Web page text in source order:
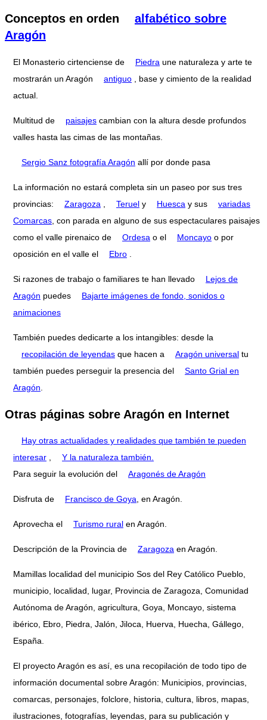
Conceptos en orden
alfabético sobre
Aragón
El Monasterio cirtenciense de Piedra une naturaleza y arte te
mostrarán un Aragón
antiguo , base y cimiento de la realidad
actual.
Multitud de paisajes cambian con la altura desde profundos
valles hasta las cimas de las montañas.
Sergio Sanz fotografía Aragón allí por donde pasa
La información no estará completa sin un paseo por sus tres
provincias:
Zaragoza Teruel y Huesca y sus
variadas
Comarcas , con parada en alguno de sus espectaculares paisajes
como el valle pirenaico de
Ordesa o el Moncayo o por
oposición en el valle el
Ebro
Si razones de trabajo o familiares te han llevado
Lejos de
Aragón puedes
Bajarte imágenes de fondo, sonidos o
animaciones
También puedes dedicarte a los intangibles: desde la
recopilación de leyendas que hacen a Aragón universal tu
también puedes perseguir la presencia del
Santo Grial en
Aragón
Otras páginas sobre Aragón en Internet
Hay otras actualidades y realidades que también te pueden
interesar
Y la naturaleza también.
Para seguir la evolución del
Aragonés de Aragón
Disfruta de Francisco de Goya , en Aragón.
Aprovecha el Turismo rural en Aragón.
Descripción de la Provincia de Zaragoza en Aragón.
Mamillas localidad del municipio Sos del Rey Católico Pueblo,
municipio, localidad, lugar, Provincia de Zaragoza, Comunidad
Autónoma de Aragón, agricultura, Goya, Moncayo, sistema
ibérico, Ebro, Piedra, Jalón, Jiloca, Huerva, Huecha, Gállego,
España.
El proyecto Aragón es así, es una recopilación de todo tipo de
información documental sobre Aragón: Municipios, provincias,
comarcas, personajes, folclore, historia, cultura, libros, mapas,
ilustraciones, fotografías, leyendas, para su publicación y